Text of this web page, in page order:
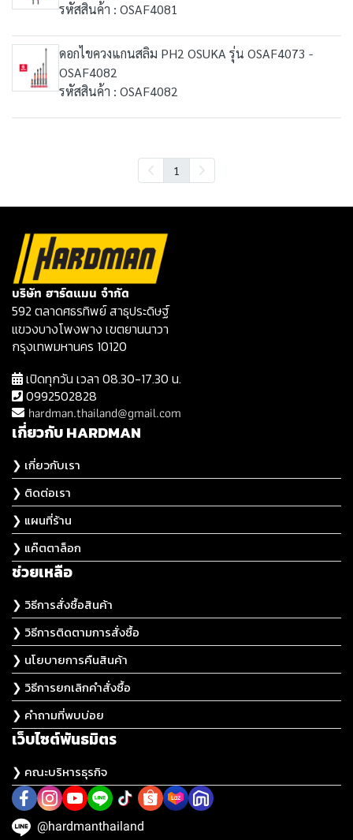
รหัสสินค้า : OSAF4081
ดอกไขควงแกนสลิม PH2 OSUKA รุ่น OSAF4073 -
OSAF4082
รหัสสินค้า : OSAF4082
1
บริษัท ฮาร์ดแมน จำกัด
592 ตลาดศธรทิพย์ สาธุประดิษฐ์
แขวงบางโพงพาง เขตยานนาวา
กรุงเทพมหานคร 10120
เปิดทุกวัน เวลา 08.30-17.30 น.
0992502828
hardman.thailand@gmail.com
เกี่ยวกับ HARDMAN
❯ เกี่ยวกับเรา
❯ ติดต่อเรา
❯ แผนที่ร้าน
❯ แค๊ตตาล็อก
ช่วยเหลือ
❯ วิธีการสั่งซื้อสินค้า
❯ วิธีการติดตามการสั่งซื้อ
❯ นโยบายการคืนสินค้า
❯ วิธีการยกเลิกคำสั่งซื้อ
❯ คำถามที่พบบ่อย
เว็บไซต์พันธมิตร
❯ คณะบริหารธุรกิจ
@hardmanthailand